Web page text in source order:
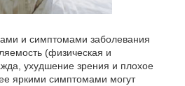
и симптомами заболевания
(физическая и
ухудшение зрения и плохое
яркими симптомами могут